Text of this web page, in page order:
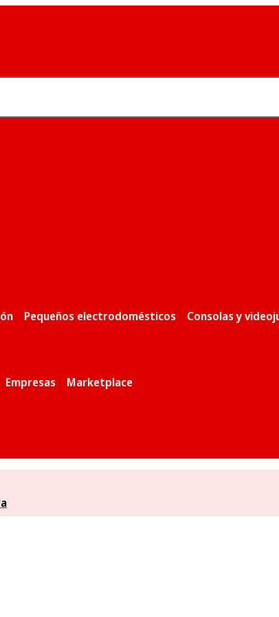
Pequeños electrodomésticos Consolas y
Empresas Marketplace